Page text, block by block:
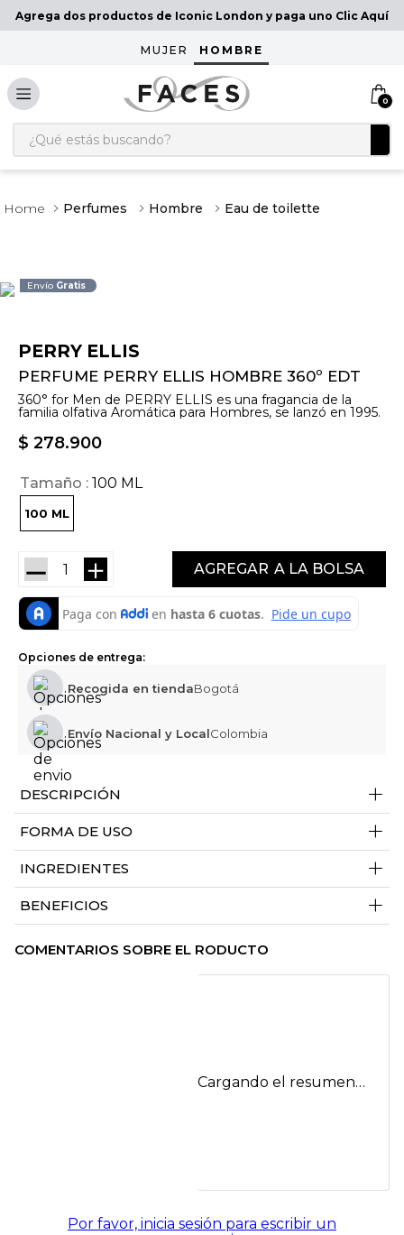
Agrega dos productos de Iconic London y paga uno Clic Aquí
MUJER HOMBRE
0
¿Qué estás buscando?
Perfumes Hombre Eau de toilette
Envío Gratis
PERRY ELLIS
PERFUME PERRY ELLIS HOMBRE 360º EDT
360° for Men de PERRY ELLIS es una fragancia de la
familia olfativa Aromática para Hombres, se lanzó en 1995.
$ 278.900
Tamaño 100 ML
100 ML
＋
－ AGREGAR
Opciones de entrega:
Recogida en tiendaBogotá
Envío Nacional y LocalColombia
DESCRIPCIÓN +
FORMA DE USO +
INGREDIENTES +
BENEFICIOS +
COMENTARIOS SOBRE EL RODUCTO
Cargando el resumen…
Por favor, inicia sesión para escribir un